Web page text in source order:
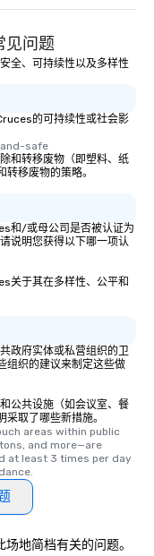
见问题
全、可持续性以及多样性
的可持续性或社会影
safe
和转移废物（即塑料、纸
移废物的策略。
和/或母公司是否被认证为
说明您获得以下哪一项认
关于其在多样性、公平和
政府实体或私营组织的卫
组织的建议来制定这些做
公共设施（如会议室、餐
取了哪些新措施。
areas within public
and more—are
at least 3 times per day
场地简档有关的问题。